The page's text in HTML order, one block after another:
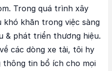
Trong quá trình xây
khăn trong việc sàng
& phát triển thương hiệu.
các dòng xe tải, tôi hy
thông tin bổ ích cho mọi